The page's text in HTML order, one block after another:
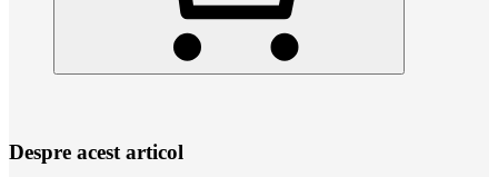
Despre acest articol